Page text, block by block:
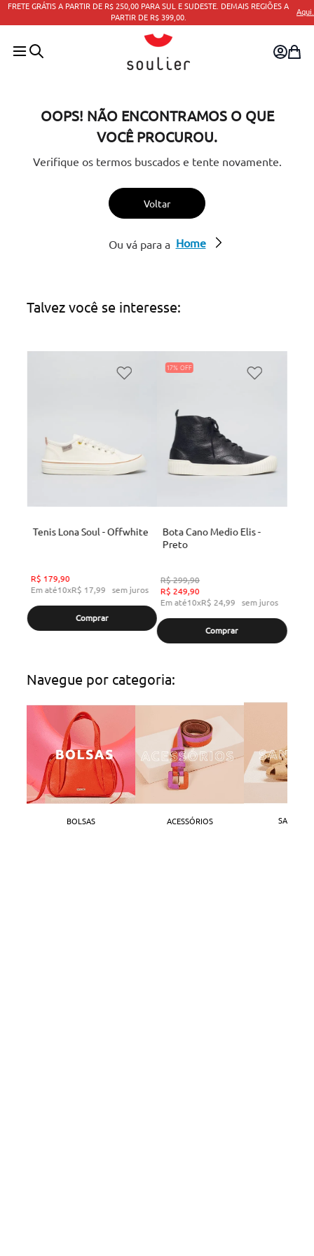
PARA SUL E SUDESTE. DEMAIS REGIÕES A
Aqui.
OOPS! NÃO ENCONTRAMOS O QUE
VOCÊ PROCUROU.
Verifique os termos buscados e tente novamente.
Voltar
Ou vá para a Home
Talvez você se interesse:
Tenis Lona Soul - Offwhite
R$ 179,90
Em até10xR$ 17,99 sem juros
Comprar
17%
Bota Cano Medio Elis -
Preto
R$299,90
R$ 249,90
Em até10xR$ 24,99 sem juros
Comprar
Navegue por categoria:
BOLSAS ACESSÓRIOS